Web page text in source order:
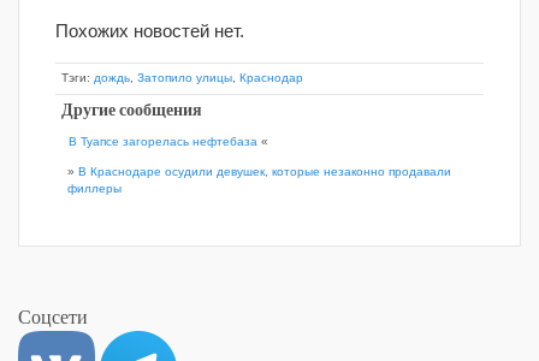
Похожих новостей нет.
Тэги: дождь Затопило улицы Краснодар
Другие сообщения
В Туапсе загорелась нефтебаза «
» В Краснодаре осудили девушек, которые незаконно продавали
филлеры
Соцсети